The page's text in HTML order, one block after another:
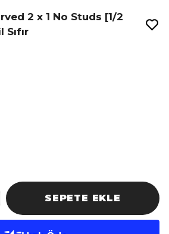
2 x 1 No Studs [1/2
SEPETE EKLE